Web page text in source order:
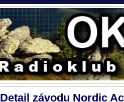
Detail závodu Nordic